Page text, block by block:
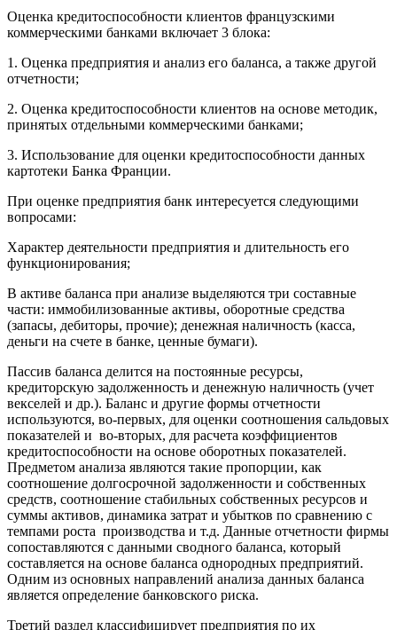
Оценка кредитоспособности клиентов французскими
коммерческими банками включает 3 блока:
1. Оценка предприятия и анализ его баланса, а также другой
отчетности;
2. Оценка кредитоспособности клиентов на основе методик,
принятых отдельными коммерческими банками;
3. Использование для оценки кредитоспособности данных
картотеки Банка Франции.
При оценке предприятия банк интересуется следующими
вопросами:
Характер деятельности предприятия и длительность его
функционирования;
В активе баланса при анализе выделяются три составные
части: иммобилизованные активы, оборотные средства
(запасы, дебиторы, прочие); денежная наличность (касса,
деньги на счете в банке, ценные бумаги).
Пассив баланса делится на постоянные ресурсы,
кредиторскую задолженность и денежную наличность (учет
векселей и др.). Баланс и другие формы отчетности
используются, во-первых, для оценки соотношения сальдовых
показателей и во-вторых, для расчета коэффициентов
кредитоспособности на основе оборотных показателей.
Предметом анализа являются такие пропорции, как
соотношение долгосрочной задолженности и собственных
средств, соотношение стабильных собственных ресурсов и
суммы активов, динамика затрат и убытков по сравнению с
темпами роста производства и т.д. Данные отчетности фирмы
сопоставляются с данными сводного баланса, который
составляется на основе баланса однородных предприятий.
Одним из основных направлений анализа данных баланса
является определение банковского риска.
Третий раздел классифицирует предприятия по их